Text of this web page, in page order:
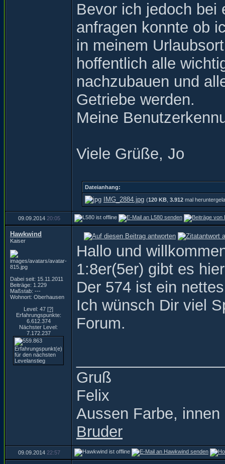
Bevor ich jedoch bei
anfragen konnte ob
in meinem
hoffentlich alle
nachzubauen und
Getriebe werden.
Meine
Viele Grüße, Jo
Dateianhang:
IMG_2884.jpg (120 KB 3.912 mal
09.09.2014 20:05
Hawkwind
Kaiser
Dabei seit: 15.11.2011
Beiträge: 1.229
Maßstab: ---
Wohnort: Oberhausen
Level: 47 [?]
Erfahrungspunkte:
6.612.374
Nächster Level:
7.172.237
Hallo und
1:8er(5er) gibt es
Der 574 ist ein
Ich wünsch Dir viel
Forum.
Gruß
Felix
Aussen Farbe,
Bruder
09.09.2014 22:57